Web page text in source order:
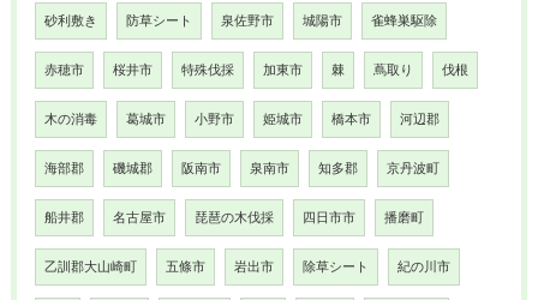
砂利敷き 防草シート 泉佐野市 城陽市 雀蜂巣駆除
赤穂市 桜井市 特殊伐採 加東市 棘 蔦取り 伐根
木の消毒 葛城市 小野市 姫城市 橋本市 河辺郡
海部郡 磯城郡 阪南市 泉南市 知多郡 京丹波町
船井郡 名古屋市 琵琶の木伐採 四日市市 播磨町
乙訓郡大山崎町 五條市 岩出市 除草シート 紀の川市